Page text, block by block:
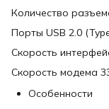
Количество
Порты USB 2.0
Скорость
Скорость модема
Особенности